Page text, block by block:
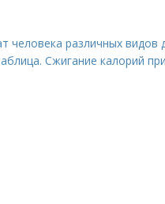
человека различных видов
Сжигание калорий